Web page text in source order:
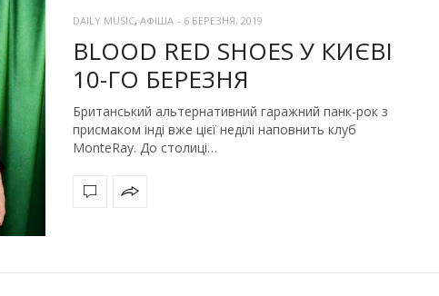
DAILY MUSIC, АФІША - 6 БЕРЕЗНЯ, 2019
BLOOD RED SHOES У КИЄВІ
10-ГО БЕРЕЗНЯ
Британський альтернативний гаражний панк-рок з
присмаком інді вже цієї неділі наповнить клуб
MonteRay. До столиці…